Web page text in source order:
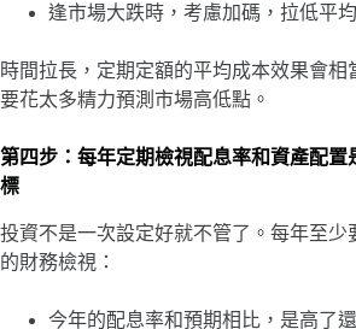
逢市場大跌時，考慮加碼，拉低平
時間拉長，定期定額的平均成本效果會相
要花太多精力預測市場高低點。
第四步：每年定期檢視配息率和資產配置
標
投資不是一次設定好就不管了。每年至少
的財務檢視：
今年的配息率和預期相比，是高了